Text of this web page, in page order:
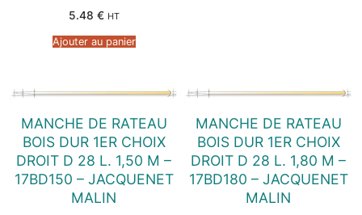
5.48 € HT
Ajouter au panier
MANCHE DE RATEAU
BOIS DUR 1ER CHOIX
DROIT D 28 L. 1,50 M –
17BD150 – JACQUENET
MALIN
MANCHE DE RATEAU
BOIS DUR 1ER CHOIX
DROIT D 28 L. 1,80 M –
17BD180 – JACQUENET
MALIN